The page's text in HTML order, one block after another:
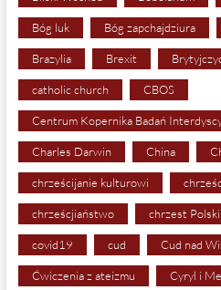
Bóg luk Bóg zapchajdziura
Brazylia Brexit
catholic church CBOS
Centrum Kopernika Badań
Charles Darwin China
chrześcijanie kulturowi
chrześcjiaństwo chrzest Polski
covid19 cud Cud nad
Ćwiczenia z ateizmu Cyryl i